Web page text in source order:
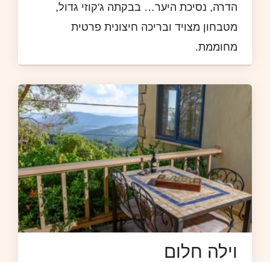
הדרה, נסיכת היער… בבקתה ג'קוזי גדול,
מטבחון מצויד ובריכה חיצונית פרטית
מחוממת.
וילה חלום